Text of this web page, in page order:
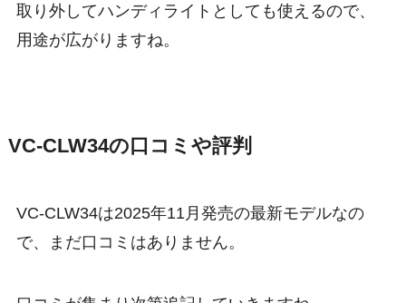
取り外してハンディライトとしても使えるので、
用途が広がりますね。
VC-CLW34の口コミや評判
VC-CLW34は2025年11月発売の最新モデルなの
で、まだ口コミはありません。